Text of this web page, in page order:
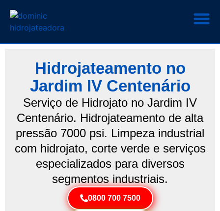
Hidrojateamento no
Jardim IV Centenário
Serviço de Hidrojato no Jardim IV
Centenário. Hidrojateamento de alta
pressão 7000 psi. Limpeza industrial
com hidrojato, corte verde e serviços
especializados para diversos
segmentos industriais.
0800 700 7500